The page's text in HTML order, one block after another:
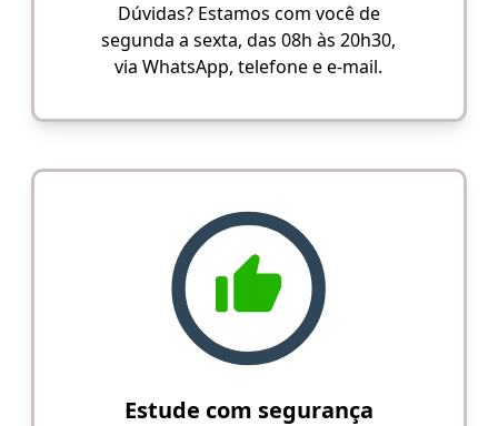
Dúvidas? Estamos com você de
segunda a sexta, das 08h às 20h30,
via WhatsApp, telefone e e-mail.
Estude com segurança